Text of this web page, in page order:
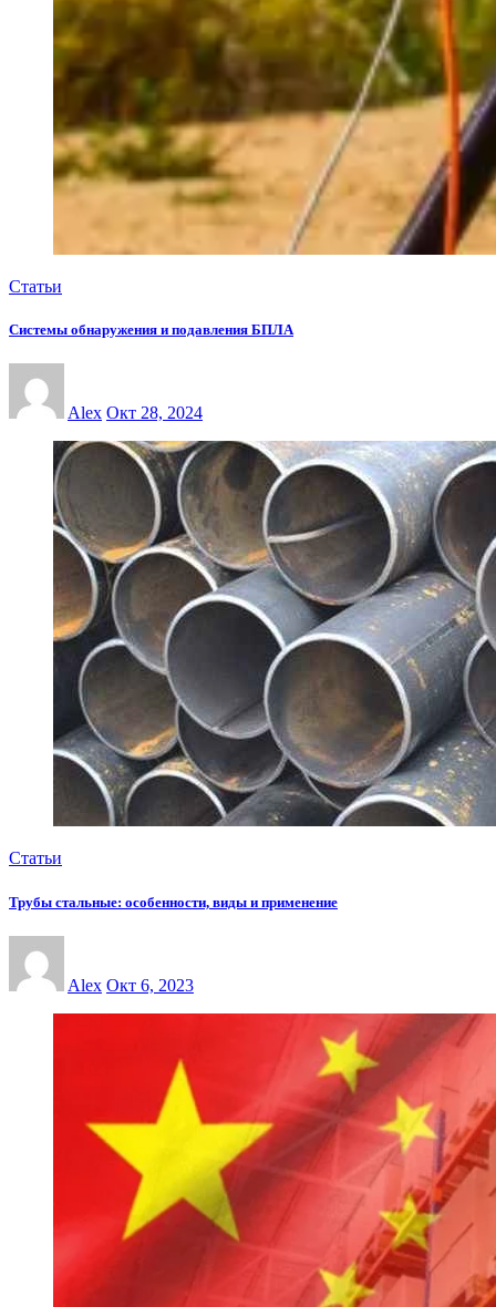
Статьи
Системы обнаружения и подавления БПЛА
Alex Окт 28, 2024
Статьи
Трубы стальные: особенности, виды и применение
Alex Окт 6, 2023